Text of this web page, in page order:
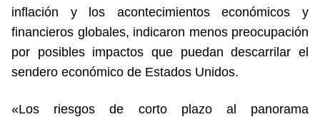
inflación y los acontecimientos económicos y
financieros globales, indicaron menos preocupación
por posibles impactos que puedan descarrilar el
sendero económico de Estados Unidos.
«Los riesgos de corto plazo al panorama